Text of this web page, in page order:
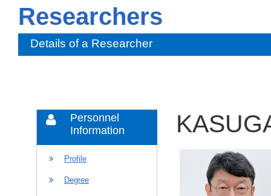
Researchers
Details of a Researcher
Personnel
Information
Profile
Degree